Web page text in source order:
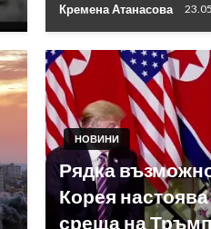
Кремена Атанасова
НОВИНИ
Рядка
Корея
среща на